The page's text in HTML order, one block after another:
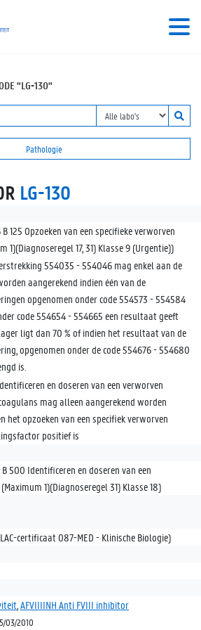
"LG-130"
Pathologie
LG-130
125 Opzoeken van een specifieke verworven
17, 31) Klasse 9 (Urgentie))
554035 - 554046 mag enkel aan de
aangerekend indien één van de
opgenomen onder code 554573 - 554584
code 554654 - 554665 een resultaat geeft
ligt dan 70 % of indien het resultaat van de
opgenomen onder de code 554676 - 554680
is.
en doseren van een verworven
mag alleen aangerekend worden
het opzoeken van een specifiek verworven
positief is
500 Identificeren en doseren van een
1)(Diagnoseregel 31) Klasse 18)
certificaat 087-MED - Klinische Biologie)
,AFVIIIINH Anti FVIII inhibitor
03/2010